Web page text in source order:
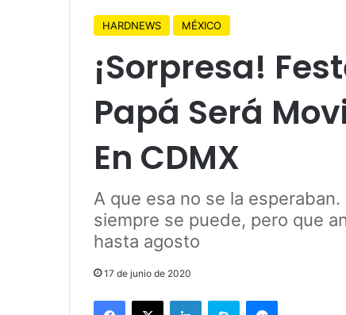
HARDNEWS MÉXICO
¡Sorpresa!
Papá Será
En CDMX
A que esa no se la
siempre se puede, pero que
hasta agosto
17 de junio de 2020